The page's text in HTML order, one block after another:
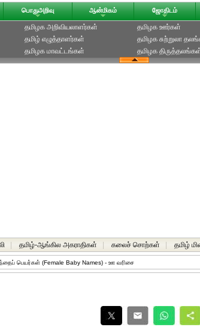
பொதுஅறிவு ஆன்மிகம் ஜோதிடம்
தமிழக அறிவியலாளர்கள்‎
தமிழ் எழுத்தாளர்கள்
தமிழக மாவட்டங்கள்
தமிழக ஊர்கள்
தமிழக சுற்றுலா
தமிழக
தமிழ்-ஆங்கில அகராதிகள் கலைச் சொற்கள் தமிழ்
பெயர்கள் (Female Baby Names) - ஊ வரிசை